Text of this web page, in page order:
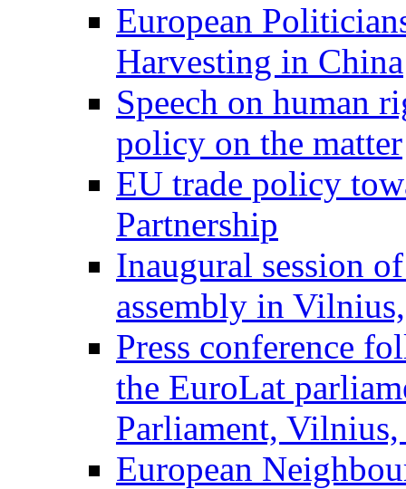
European
Harvesting in China
Speech on human
policy on the matter
EU trade policy
Partnership
Inaugural session
assembly in
Press conference
the EuroLat
Parliament,
European